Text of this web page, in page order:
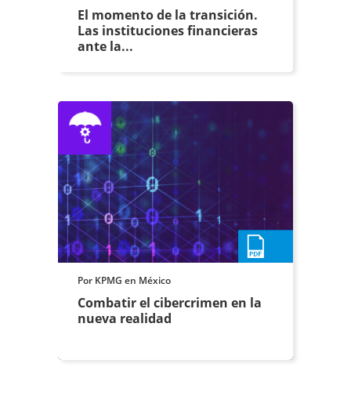
El momento de la transición.
Las instituciones financieras
ante la...
Por KPMG en México
Combatir el cibercrimen en la
nueva realidad